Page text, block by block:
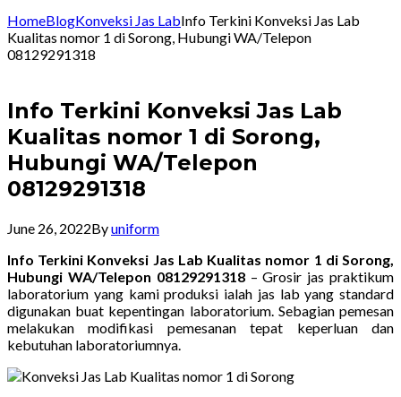
HomeBlogKonveksi Jas LabInfo Terkini Konveksi Jas Lab
Kualitas nomor 1 di Sorong, Hubungi WA/Telepon
08129291318
Info Terkini Konveksi Jas Lab
Kualitas nomor 1 di Sorong,
Hubungi WA/Telepon
08129291318
June 26, 2022Byuniform
Info Terkini Konveksi Jas Lab Kualitas nomor 1 di Sorong,
Hubungi WA/Telepon 08129291318– Grosir jas praktikum
laboratorium yang kami produksi ialah jas lab yang standard
digunakan buat kepentingan laboratorium. Sebagian pemesan
melakukan modifikasi pemesanan tepat keperluan dan
kebutuhan laboratoriumnya.